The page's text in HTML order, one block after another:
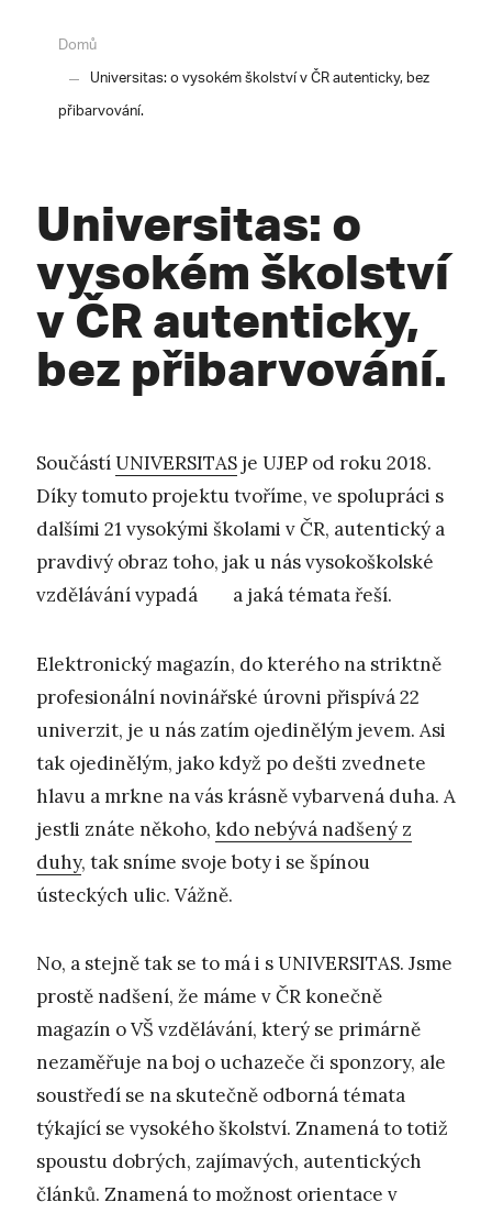
Domů
Universitas: o vysokém školství v ČR autenticky, bez
přibarvování.
Universitas: o
vysokém školství
v ČR autenticky,
bez přibarvování.
SoučástíUNIVERSITAS je UJEP od roku 2018.
Díky tomuto projektu tvoříme, ve spolupráci s
dalšími 21 vysokými školami v ČR, autentický a
pravdivý obraz toho, jak u nás vysokoškolské
vzdělávání vypadá a jaká témata řeší.
Elektronický magazín, do kterého na striktně
profesionální novinářské úrovni přispívá 22
univerzit, je u nás zatím ojedinělým jevem. Asi
tak ojedinělým, jako když po dešti zvednete
hlavu a mrkne na vás krásně vybarvená duha. A
jestli znáte někoho, kdo nebývá nadšený z
duhy, tak sníme svoje boty i se špínou
ústeckých ulic. Vážně.
No, a stejně tak se to má i s UNIVERSITAS. Jsme
prostě nadšení, že máme v ČR konečně
magazín o VŠ vzdělávání, který se primárně
nezaměřuje na boj o uchazeče či sponzory, ale
soustředí se na skutečně odborná témata
týkající se vysokého školství. Znamená to totiž
spoustu dobrých, zajímavých, autentických
článků. Znamená to možnost orientace v